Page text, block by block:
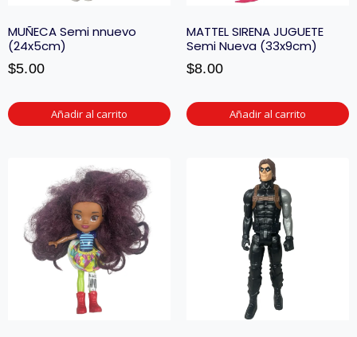
MUÑECA Semi nnuevo
(24x5cm)
$5.00
Añadir al carrito
MATTEL SIRENA JUGUETE
Semi Nueva (33x9cm)
$8.00
Añadir al carrito